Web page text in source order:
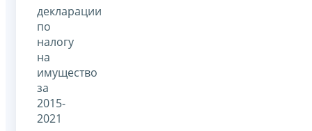
декларации
по
налогу
на
имущество
за
2015-
2021